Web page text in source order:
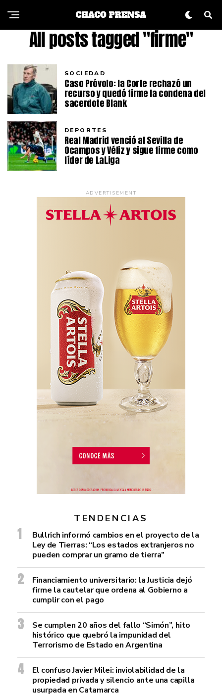
All posts tagged "firme"
SOCIEDAD
Caso Próvolo: la Corte rechazó un
recurso y quedó firme la condena del
sacerdote Blank
DEPORTES
Real Madrid venció al Sevilla de
Ocampos y Véliz y sigue firme como
líder de LaLiga
ADVERTISEMENT
TENDENCIAS
Bullrich informó cambios en el proyecto de la
Ley de Tierras: “Los estados extranjeros no
pueden comprar un gramo de tierra”
Financiamiento universitario: la Justicia dejó
firme la cautelar que ordena al Gobierno a
cumplir con el pago
Se cumplen 20 años del fallo “Simón”, hito
histórico que quebró la impunidad del
Terrorismo de Estado en Argentina
El confuso Javier Milei: inviolabilidad de la
propiedad privada y silencio ante una capilla
usurpada en Catamarca